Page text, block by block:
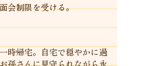
会制限を受ける。
時帰宅。自宅で穏やかに過
孫さんに見守られながら永